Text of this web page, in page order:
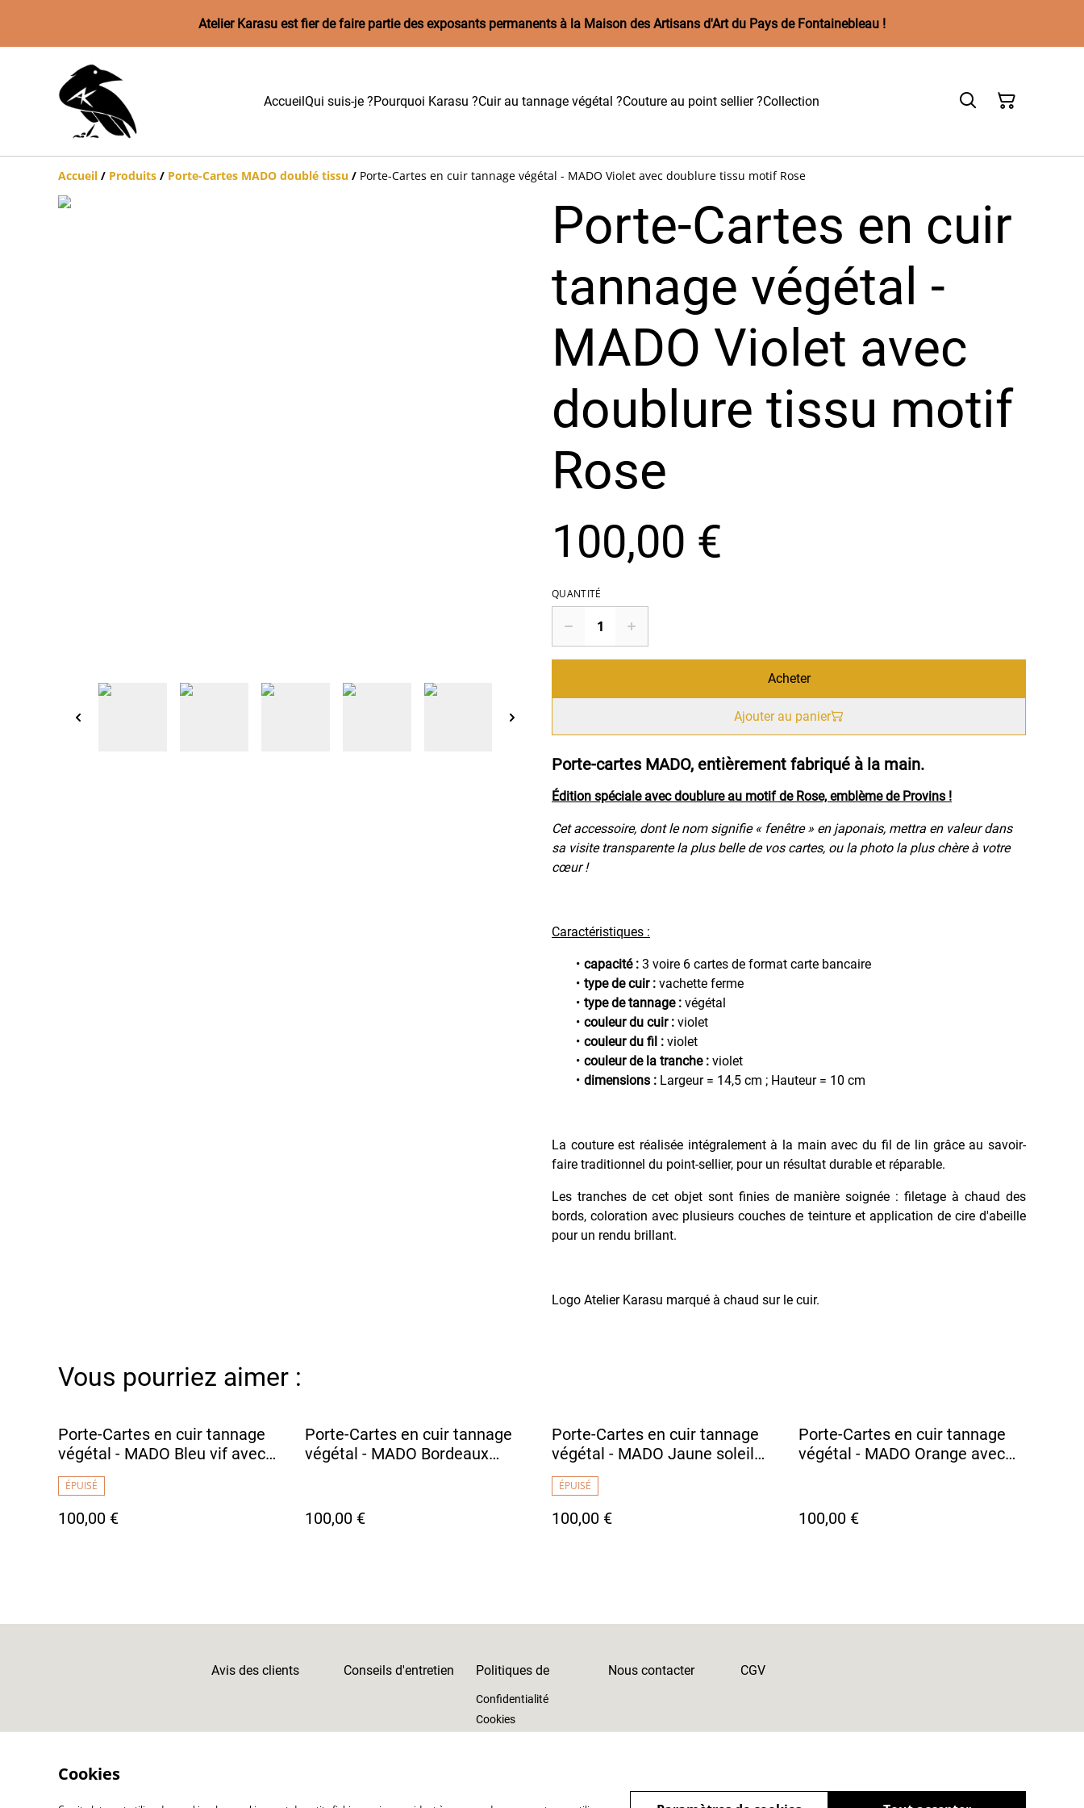
Atelier Karasu est fier de faire partie des exposants permanents à la Maison des Artisans d'Art du Pays de Fontainebleau !
AccueilQui suis-je ?Pourquoi Karasu ?Cuir au tannage végétal ?Couture au point sellier ?Collection
Accueil / Produits / Porte-Cartes MADO doublé tissu / Porte-Cartes en cuir tannage végétal - MADO Violet avec doublure tissu motif Rose
Porte-Cartes en cuir
tannage végétal -
MADO Violet avec
doublure tissu motif
Rose
100,00 €
QUANTITÉ
Acheter
Ajouter au panier
Porte-cartes MADO, entièrement fabriqué à la main.
Édition spéciale avec doublure au motif de Rose, emblème de Provins !
Cet accessoire, dont le nom signifie « fenêtre » en japonais, mettra en valeur dans
sa visite transparente la plus belle de vos cartes, ou la photo la plus chère à votre
cœur !
Caractéristiques :
capacité : 3 voire 6 cartes de format carte bancaire
type de cuir : vachette ferme
type de tannage : végétal
couleur du cuir : violet
couleur du fil : violet
couleur de la tranche : violet
dimensions : Largeur = 14,5 cm ; Hauteur = 10 cm
La couture est réalisée intégralement à la main avec du fil de lin grâce au savoir-
faire traditionnel du point-sellier, pour un résultat durable et réparable.
Les tranches de cet objet sont finies de manière soignée : filetage à chaud des
bords, coloration avec plusieurs couches de teinture et application de cire d'abeille
pour un rendu brillant.
Logo Atelier Karasu marqué à chaud sur le cuir.
Vous pourriez aimer :
Porte-Cartes en cuir tannage
végétal - MADO Bleu vif avec
doublure tissu japonais motif
carpes
ÉPUISÉ
100,00 €
Porte-Cartes en cuir tannage
végétal - MADO Bordeaux
100,00 €
Porte-Cartes en cuir tannage
végétal - MADO Jaune soleil
avec doublure tissu japonais
motif fleurs
ÉPUISÉ
100,00 €
Porte-Cartes en cuir tannage
végétal - MADO Orange avec
100,00 €
Avis des clients Conseils d'entretien Politiques de
Confidentialité
Cookies
Nous contacter CGV
Cookies